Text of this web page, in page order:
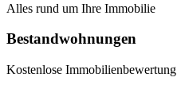
Alles rund um Ihre Immobilie
Bestandwohnungen
Kostenlose Immobilienbewertung